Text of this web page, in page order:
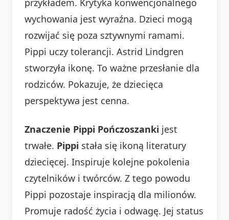
wychowania jest wyraźna. Dzieci mogą
rozwijać się poza sztywnymi ramami.
Pippi uczy tolerancji. Astrid Lindgren
stworzyła ikonę. To ważne przesłanie dla
rodziców. Pokazuje, że dziecięca
perspektywa jest cenna.
Znaczenie Pippi Pończoszanki jest
trwałe. Pippi stała się ikoną literatury
dziecięcej. Inspiruje kolejne pokolenia
czytelników i twórców. Z tego powodu
Pippi pozostaje inspiracją dla milionów.
Promuje radość życia i odwagę. Jej status